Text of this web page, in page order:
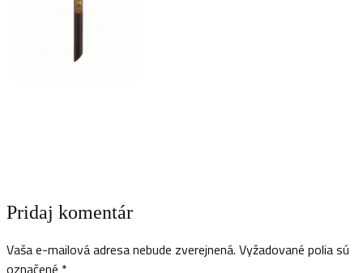
Pridaj komentár
Vaša e-mailová adresa nebude zverejnená. Vyžadované polia sú
označené *